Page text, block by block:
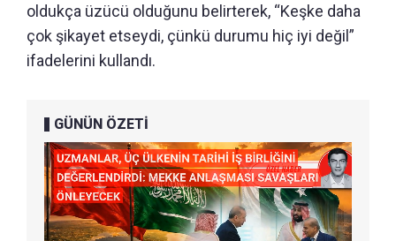
oldukça üzücü olduğunu belirterek, “Keşke daha
çok şikayet etseydi, çünkü durumu hiç iyi değil”
ifadelerini kullandı.
GÜNÜN ÖZETİ